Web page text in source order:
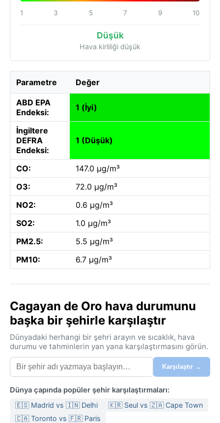
1 3 5 7 9 10
Düşük
Hava kirliliği düşük
Parametre Değer
ABD EPA
Endeksi:
1 (İyi)
İngiltere
DEFRA
Endeksi:
1 (Düşük)
CO:
147.0 µg/m³
O3:
72.0 µg/m³
NO2:
0.6 µg/m³
SO2:
1.0 µg/m³
PM2.5:
5.5 µg/m³
PM10:
6.7 µg/m³
Cagayan de Oro hava durumunu
başka bir şehirle karşılaştır
Dünyadaki herhangi bir şehri arayın ve sıcaklık, hava
durumu ve tahminlerin yan yana karşılaştırmasını görün.
Karşılaştır →
Dünya çapında popüler şehir karşılaştırmaları:
🇪🇸 Madrid vs 🇮🇳 Delhi
🇰🇷 Seul vs 🇿🇦 Cape Town
🇨🇦 Toronto vs 🇫🇷 Paris